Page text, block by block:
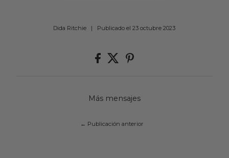
Dida Ritchie | Publicado el 23 octubre 2023
Más mensajes
← Publicación anterior